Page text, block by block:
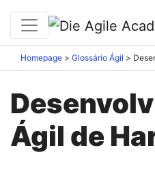
Homepage Glossário Ágil
Ágil de